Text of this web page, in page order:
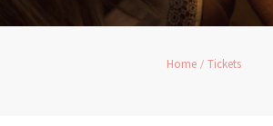
Home Tickets